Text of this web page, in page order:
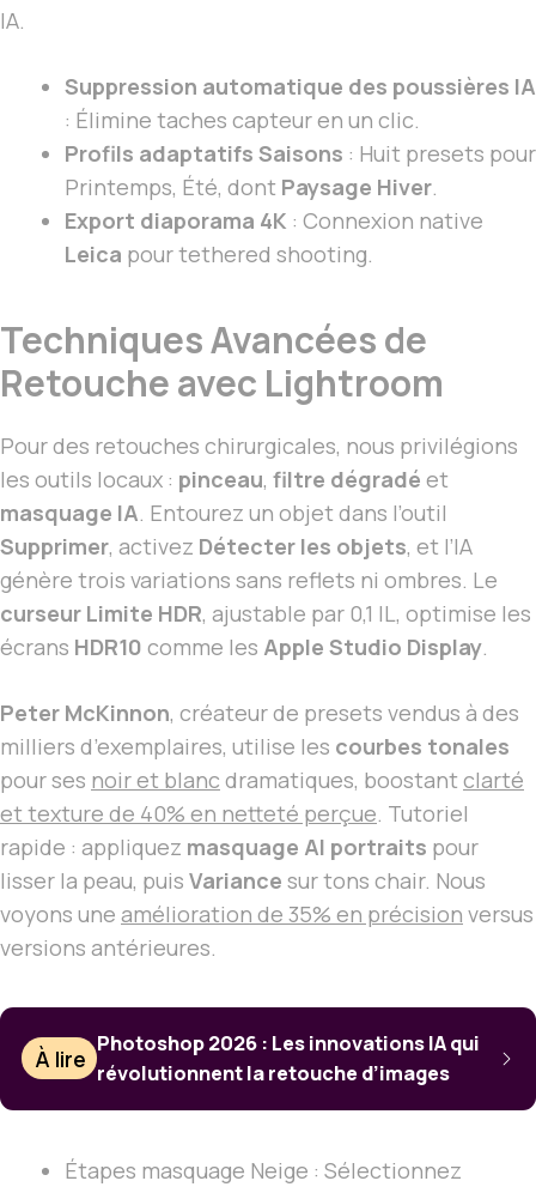
IA.
Suppression automatique des poussières IA
: Élimine taches capteur en un clic.
Profils adaptatifs Saisons : Huit presets pour
Printemps, Été, dont Paysage Hiver.
Export diaporama 4K : Connexion native
Leica pour tethered shooting.
Techniques Avancées de
Retouche avec Lightroom
Pour des retouches chirurgicales, nous privilégions
les outils locaux : pinceau, filtre dégradé et
masquage IA. Entourez un objet dans l’outil
Supprimer, activez Détecter les objets, et l’IA
génère trois variations sans reflets ni ombres. Le
curseur Limite HDR, ajustable par 0,1 IL, optimise les
écrans HDR10 comme les Apple Studio Display.
Peter McKinnon, créateur de presets vendus à des
milliers d’exemplaires, utilise les courbes tonales
pour ses noir et blanc dramatiques, boostant clarté
et texture de 40% en netteté perçue. Tutoriel
rapide : appliquez masquage AI portraits pour
lisser la peau, puis Variance sur tons chair. Nous
voyons une amélioration de 35% en précision versus
versions antérieures.
À lire
Photoshop 2026 : Les innovations IA qui
révolutionnent la retouche d’images
Étapes masquage Neige : Sélectionnez